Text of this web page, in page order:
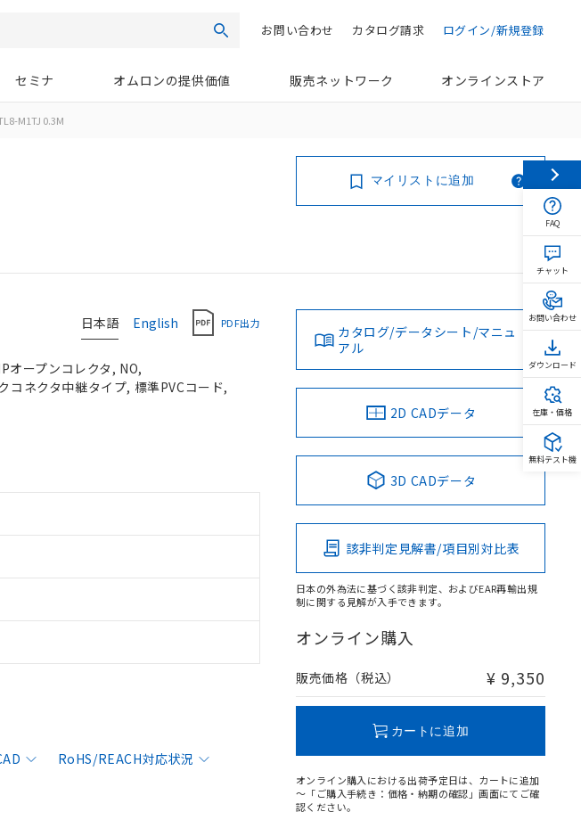
検索 ログイン/新規登録
カタログ請求
お問い合わせ
セミナ オムロンの提供価値 販売ネットワーク オンラインストア
M1TJ 0.3M
マイリストに追加
日本語 English PDF出力
オープンコレクタ, NO,
ネクタ中継タイプ, 標準PVCコード,
RoHS/REACH対応状況
カタログ/データシート/マニュ
アル
2D CADデータ
3D CADデータ
該非判定見解書/項目別対比表
日本の外為法に基づく該非判定、およびEAR再輸出規
制に関する見解が入手できます。
オンライン購入
販売価格（税込） ¥ 9,350
カートに追加
オンライン購入における出荷予定日は、カートに追加
～「ご購入手続き：価格・納期の確認」画面にてご確
認ください。
FAQ
チャット
お問い合わせ
ダウンロード
在庫・価格
無料テスト機